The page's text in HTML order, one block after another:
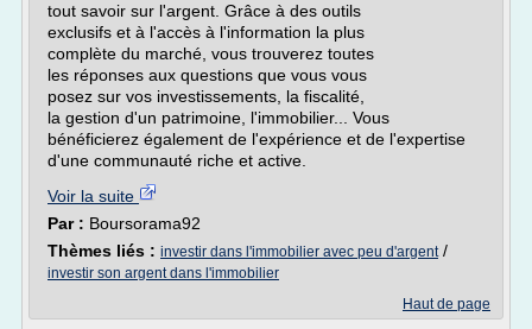
tout savoir sur l'argent. Grâce à des outils
exclusifs et à l'accès à l'information la plus
complète du marché, vous trouverez toutes
les réponses aux questions que vous vous
posez sur vos investissements, la fiscalité,
la gestion d'un patrimoine, l'immobilier... Vous
bénéficierez également de l'expérience et de l'expertise
d'une communauté riche et active.
Voir la suite
Par : Boursorama92
Thèmes liés : investir dans l'immobilier avec peu d'argent/
investir son argent dans l'immobilier
Haut de page